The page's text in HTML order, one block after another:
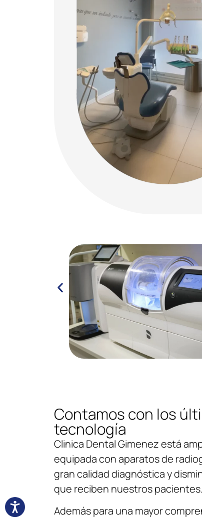
Contamos con los
tecnología
Clinica Dental Gimenez está
equipada con aparatos de
gran calidad diagnóstica y
que reciben nuestros pacientes.
Además para una mayor